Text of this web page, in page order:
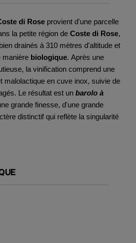
di Rose provient d'une parcelle
la petite région de Coste di Rose,
drainés à 310 mètres d'altitude et
manière biologique. Après une
la vinification comprend une
malolactique en cuve inox, suivie de
Le résultat est un barolo à
grande finesse, d'une grande
distinctif qui reflète la singularité